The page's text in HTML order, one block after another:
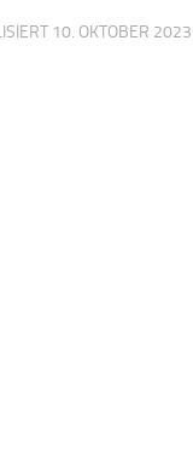
10. OKTOBER 2023